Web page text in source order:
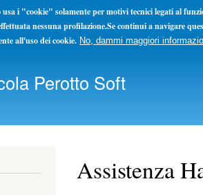
usa i "cookie" solamente per motivi tecnici legati al
nessuna profilazione.Se continui a navigare
all'uso dei cookie. No, dammi maggiori
Perotto Soft
Assistenza